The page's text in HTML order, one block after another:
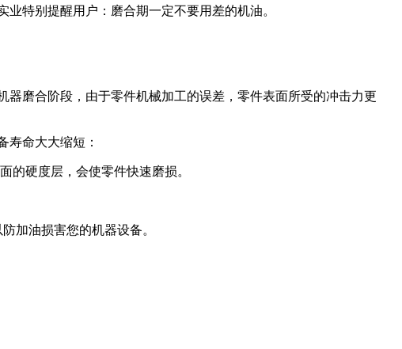
特别提醒用户：磨合期一定不要用差的机油。
磨合阶段，由于零件机械加工的误差，零件表面所受的冲击力更
备寿命大大缩短：
面的硬度层，会使零件快速磨损。
加油损害您的机器设备。